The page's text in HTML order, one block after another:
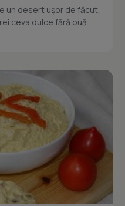
un desert ușor de făcut,
ceva dulce fără ouă